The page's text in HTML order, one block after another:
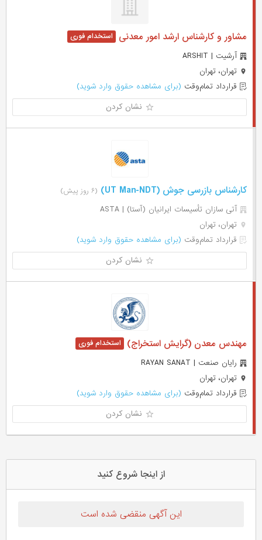
مشاور و کارشناس ارشد امور معدنی
آرشیت | ARSHIT
تهران، تهران
قرارداد تمام‌وقت (برای مشاهده حقوق وارد شوید)
نشان کردن
کارشناس بازرسی جوش (UT Man-NDT) (۶ روز پیش)
آتی سازان تأسیسات ایرانیان (آستا) | ASTA
تهران، تهران
قرارداد تمام‌وقت (برای مشاهده حقوق وارد شوید)
نشان کردن
مهندس معدن (گرایش استخراج)
رایان صنعت | RAYAN SANAT
تهران، تهران
قرارداد تمام‌وقت (برای مشاهده حقوق وارد شوید)
نشان کردن
از اینجا شروع کنید
این آگهی منقضی شده است